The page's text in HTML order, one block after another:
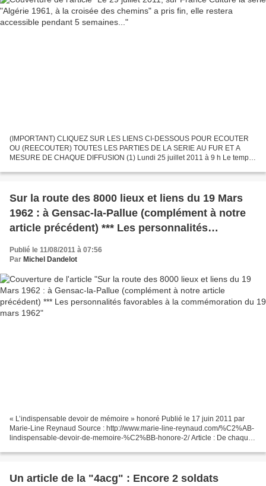
(IMPORTANT) CLIQUEZ SUR LES LIENS CI-DESSOUS POUR ECOUTER
OU (REECOUTER) TOUTES LES PARTIES DE LA SERIE AU FUR ET A
MESURE DE CHAQUE DIFFUSION (1) Lundi 25 juillet 2011 à 9 h Le temps
traversees-algerie-archives-le-temps-du-referendum-2011-07-25.html...
Sur la route des 8000 lieux et liens du 19 Mars
1962 : à Gensac-la-Pallue (complément à notre
article précédent) *** Les personnalités
favorables à la commémoration du 19 mars 1962
Publié le 11/08/2011 à 07:56
Par Michel Dandelot
« L’indispensable devoir de mémoire » honoré Publié le 17 juin 2011 par
Marie-Line Reynaud Source : http://www.marie-line-reynaud.com/%C2%AB-
lindispensable-devoir-de-memoire-%C2%BB-honore-2/ Article : De chaque
Un article de la "4acg" : Encore 2 soldats